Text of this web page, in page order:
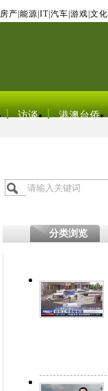
房产 能源 IT| 汽车 游戏 文化
访谈 港澳台侨
分类浏览